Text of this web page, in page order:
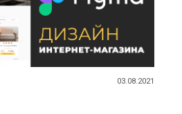
03.08.2021